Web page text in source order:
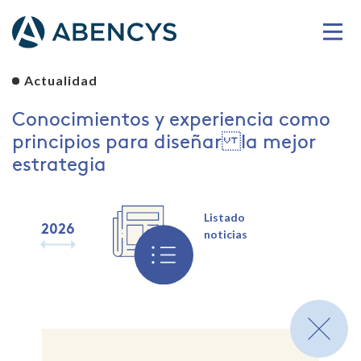
Actualidad
Conocimientos y experiencia como
principios para diseñar la mejor
estrategia
2026 2024 2023 2022 2021
Listado
noticias